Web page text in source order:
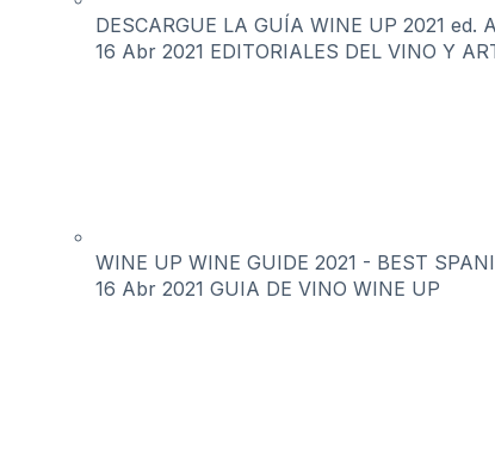
DESCARGUE LA GUÍA WINE UP 2021 ed.
16 Abr 2021 EDITORIALES DEL VINO Y
WINE UP WINE GUIDE 2021 - BEST
16 Abr 2021 GUIA DE VINO WINE UP